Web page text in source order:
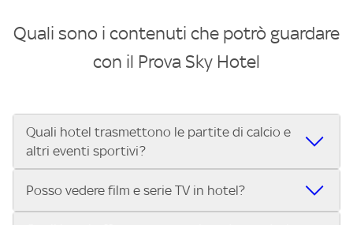
Quali sono i contenuti che potrò guardare
con il Prova Sky Hotel
Quali hotel trasmettono le partite di calcio e
altri eventi sportivi?
Se cerchi un hotel dove poter vedere le partite di Serie A,
Posso vedere film e serie TV in hotel?